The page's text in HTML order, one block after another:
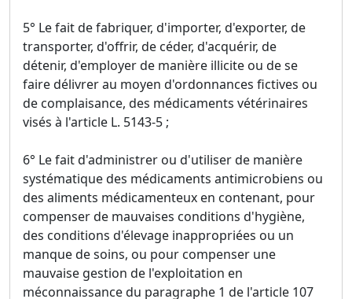
5° Le fait de fabriquer, d'importer, d'exporter, de
transporter, d'offrir, de céder, d'acquérir, de
détenir, d'employer de manière illicite ou de se
faire délivrer au moyen d'ordonnances fictives ou
de complaisance, des médicaments vétérinaires
visés à l'article L. 5143-5 ;
6° Le fait d'administrer ou d'utiliser de manière
systématique des médicaments antimicrobiens ou
des aliments médicamenteux en contenant, pour
compenser de mauvaises conditions d'hygiène,
des conditions d'élevage inappropriées ou un
manque de soins, ou pour compenser une
mauvaise gestion de l'exploitation en
méconnaissance du paragraphe 1 de l'article 107